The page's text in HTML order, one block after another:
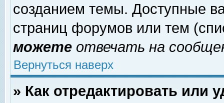
созданием темы. Доступные
страниц форумов или тем
можете отвечать на
Вернуться наверх
» Как отредактировать или